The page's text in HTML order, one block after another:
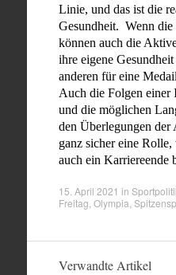
Linie, und das ist die
Gesundheit. Wenn
können auch die
ihre eigene
anderen für eine
Auch die Folgen
und die möglichen
den Überlegungen
ganz sicher eine
auch ein Karriereende
15. April 2021 in
Freitag Olympia
Verwandte Artikel